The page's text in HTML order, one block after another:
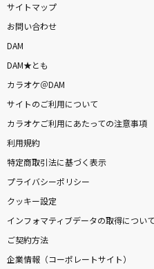
サイトマップ
お問い合わせ
DAM
DAM★とも
カラオケ＠DAM
サイトのご利用について
カラオケご利用にあたっての注意事項
利用規約
特定商取引法に基づく表示
プライバシーポリシー
クッキー設定
インフォマティブデータの取得について
ご契約方法
企業情報（コーポレートサイト）